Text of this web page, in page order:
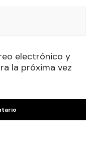
electrónico y
la próxima vez